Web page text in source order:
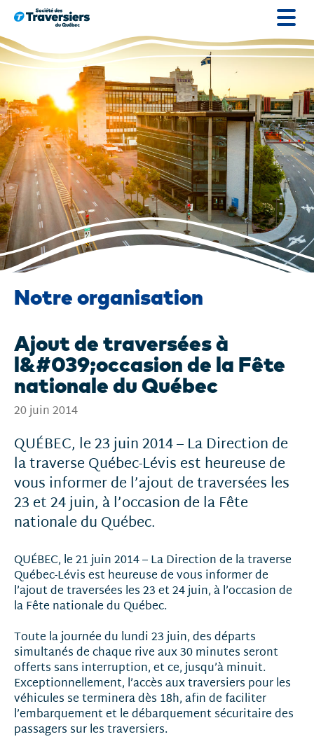
Passer
au
contenu
Notre organisation
Ajout de traversées à
l&#039;occasion de la Fête
nationale du Québec
20 juin 2014
QUÉBEC, le 23 juin 2014 – La Direction de
la traverse Québec-Lévis est heureuse de
vous informer de l’ajout de traversées les
23 et 24 juin, à l’occasion de la Fête
nationale du Québec.
QUÉBEC, le 21 juin 2014 – La Direction de la traverse
Québec-Lévis est heureuse de vous informer de
l’ajout de traversées les 23 et 24 juin, à l’occasion de
la Fête nationale du Québec.
Toute la journée du lundi 23 juin, des départs
simultanés de chaque rive aux 30 minutes seront
offerts sans interruption, et ce, jusqu’à minuit.
Exceptionnellement, l’accès aux traversiers pour les
véhicules se terminera dès 18h, afin de faciliter
l’embarquement et le débarquement sécuritaire des
passagers sur les traversiers.